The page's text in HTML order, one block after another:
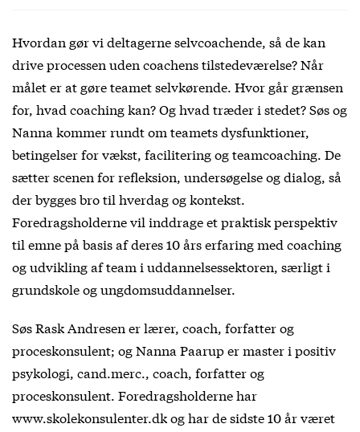
Hvordan gør vi deltagerne selvcoachende, så de kan
drive processen uden coachens tilstedeværelse? Når
målet er at gøre teamet selvkørende. Hvor går grænsen
for, hvad coaching kan? Og hvad træder i stedet? Søs og
Nanna kommer rundt om teamets dysfunktioner,
betingelser for vækst, facilitering og teamcoaching. De
sætter scenen for refleksion, undersøgelse og dialog, så
der bygges bro til hverdag og kontekst.
Foredragsholderne vil inddrage et praktisk perspektiv
til emne på basis af deres 10 års erfaring med coaching
og udvikling af team i uddannelsessektoren, særligt i
grundskole og ungdomsuddannelser.
Søs Rask Andresen er lærer, coach, forfatter og
proceskonsulent; og Nanna Paarup er master i positiv
psykologi, cand.merc., coach, forfatter og
proceskonsulent. Foredragsholderne har
www.skolekonsulenter.dk og har de sidste 10 år været